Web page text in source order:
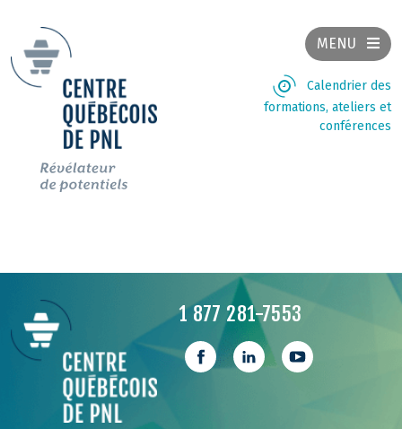
MENU
Calendrier des
formations, ateliers et
conférences
1 877 281-7553